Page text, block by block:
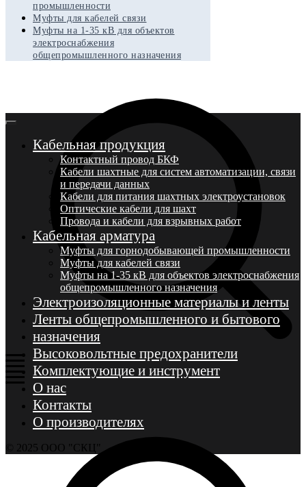
промышленности
Муфты для кабелей связи
Муфты на 1-35 кВ для объектов
электроснабжения
общепромышленного назначения
Кабельная продукция
Контактный провод БКФ
Кабели шахтные для систем автоматизации, связи
и передачи данных
Кабели для питания шахтных электроустановок
Оптические кабели для шахт
Провода и кабели для взрывных работ
Кабельная арматура
Муфты для горнодобывающей промышленности
Муфты для кабелей связи
Муфты на 1-35 кВ для объектов электроснабжения
общепромышленного назначения
Электроизоляционные материалы и ленты
Ленты общепромышленного и бытового
назначения
Высоковольтные предохранители
Комплектующие и инструмент
О нас
Контакты
О производителях
© 2025 ООО "СКЦ"